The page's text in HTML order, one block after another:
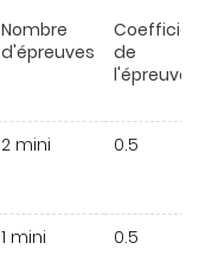
Nombre
d'épreuves
de
l'épreuve
2 mini 0.5
1 mini 0.5